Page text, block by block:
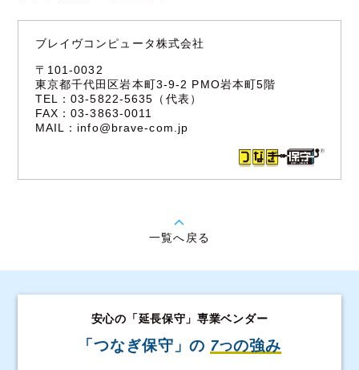
ブレイヴコンピュータ株式会社
〒101-0032
東京都千代田区岩本町3-9-2 PMO岩本町5階
TEL：03-5822-5635（代表）
FAX：03-3863-0011
MAIL： info@brave-com.jp
一覧へ戻る
安心の「延長保守」専業ベンダー
「つなぎ保守」の 7つの強み